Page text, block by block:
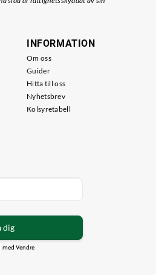
INFORMATION
Om oss
Guider
Hitta till oss
Nyhetsbrev
Kolsyretabell
dig
med Vendre